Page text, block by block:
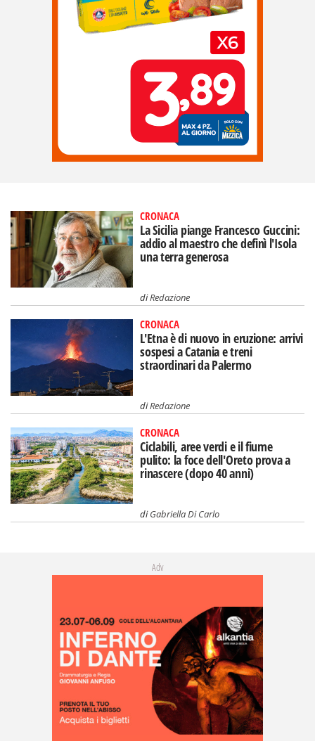
CRONACA
La Sicilia piange Francesco Guccini:
addio al maestro che definì l'Isola
una terra generosa
diRedazione
CRONACA
L'Etna è di nuovo in eruzione: arrivi
sospesi a Catania e treni
straordinari da Palermo
diRedazione
CRONACA
Ciclabili, aree verdi e il fiume
pulito: la foce dell'Oreto prova a
rinascere (dopo 40 anni)
diGabriella Di Carlo
Adv